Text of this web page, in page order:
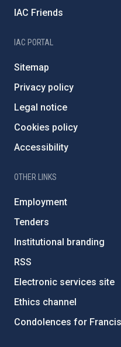
IAC Friends
IAC PORTAL
Sitemap
Privacy policy
Legal notice
Cookies policy
Accessibility
OTHER LINKS
Employment
Tenders
Institutional branding
RSS
Electronic services site
Ethics channel
Condolences for